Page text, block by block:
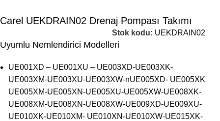
Carel UEKDRAIN02 Drenaj Pompası Takımı
Stok kodu: UEKDRAIN02
Uyumlu Nemlendirici Modelleri
UE001XD – UE001XU – UE003XD-UE003XK-
UE003XM-UE003XU-UE003XW-nUE005XD- UE005XK
UE005XM-UE005XN-UE005XU-UE005XW-UE008XK-
UE008XM-UE008XN-UE008XW-UE009XD-UE009XU-
UE010XK-UE010XM- UE010XN-UE010XW-UE015XK-